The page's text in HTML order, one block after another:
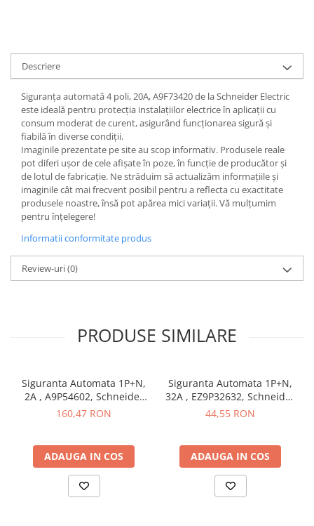
Catarge
Montaj Lateral Catarg
Montaj pe acoperis
Paratrăsnete ESE — PDA Integrat
Electric
Piese de adaptare
Prize, întrerupătoare, detectoare
de mișcare și accesorii
Altele
Detectoare de mișcare
Prelungitoare, Stechere, Accesorii
Prize de difuzor
Prize internet
Prize TV
Prize și fișe industriale
Descriere
Siguranța automată 4 poli, 20A, A9F73420 de la Schneider Electric
este ideală pentru protecția instalațiilor electrice în aplicații cu
consum moderat de curent, asigurând funcționarea sigură și
fiabilă în diverse condiții.
Imaginile prezentate pe site au scop informativ. Produsele reale
pot diferi ușor de cele afișate în poze, în funcție de producător și
de lotul de fabricație. Ne străduim să actualizăm informațiile și
imaginile cât mai frecvent posibil pentru a reflecta cu exactitate
produsele noastre, însă pot apărea mici variații. Vă mulțumim
pentru înțelegere!
Informatii conformitate produs
Review-uri(0)
PRODUSE SIMILARE
Siguranta Automata 1P+N,
2A , A9P54602, Schneider
Electric
160,47 RON
ADAUGA IN COS
Siguranta Automata 1P+N,
32A , EZ9P32632, Schneider
Electric
44,55 RON
ADAUGA IN COS